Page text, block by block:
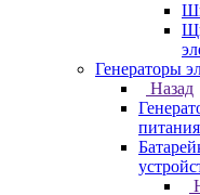
Генераторы
Назад
питания